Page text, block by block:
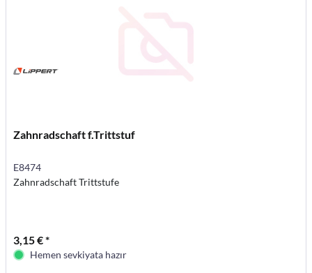
Zahnradschaft f.Trittstuf
E8474
Zahnradschaft Trittstufe
3,15 € *
Hemen sevkiyata hazır